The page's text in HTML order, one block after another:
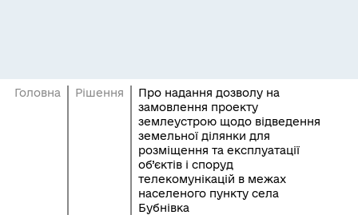
Головна Рішення
Про надання дозволу на
замовлення проекту
землеустрою щодо відведення
земельної ділянки для
розміщення та експлуатації
об’єктів і споруд
телекомунікацій в межах
населеного пункту села
Бубнівка